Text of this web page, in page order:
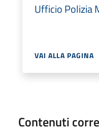
Ufficio Polizia
VAI ALLA PAGINA
Contenuti